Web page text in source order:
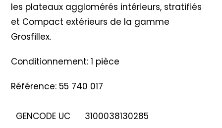
les plateaux agglomérés intérieurs, stratifiés
et Compact extérieurs de la gamme
Grosfillex.
Conditionnement: 1 pièce
Référence: 55 740 017
GENCODE UC 3100038130285